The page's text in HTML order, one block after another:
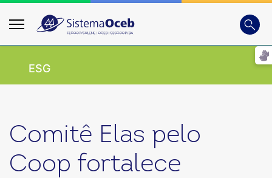
Busca
ESG
Comitê Elas pelo
Coop fortalece